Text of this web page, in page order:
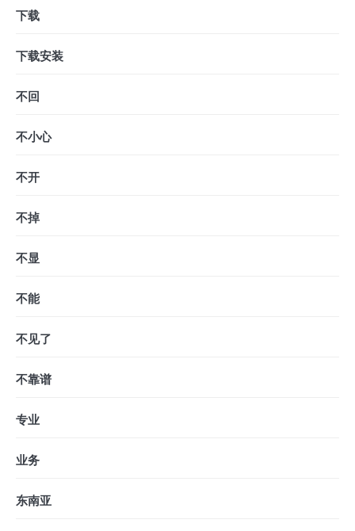
下载
下载安装
不回
不小心
不开
不掉
不显
不能
不见了
不靠谱
专业
业务
东南亚